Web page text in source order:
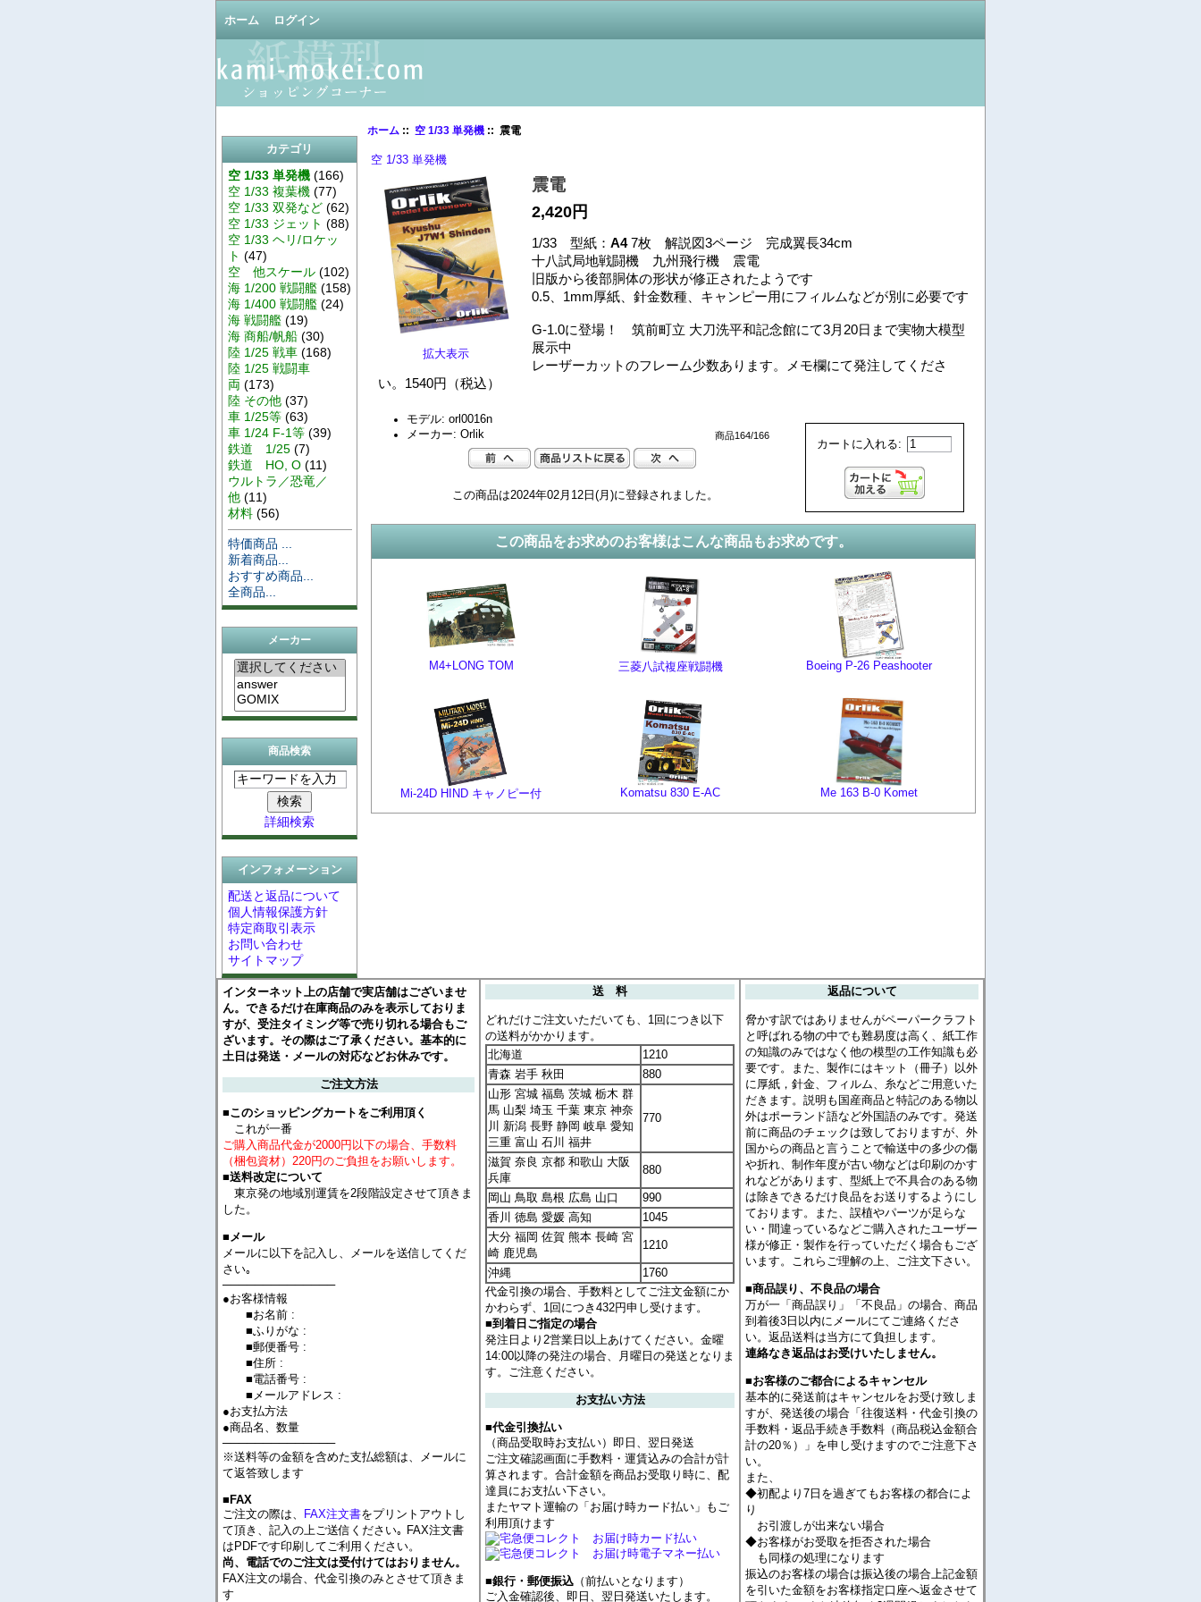
ホーム ログイン
カテゴリ
空 1/33 単発機(166)
空 1/33 複葉機(77)
空 1/33 双発など(62)
空 1/33 ジェット (88)
空 1/33 ヘリ/ロケッ
ト (47)
空 他スケール(102)
海 1/200 戦闘艦(158)
海 1/400 戦闘艦(24)
海 戦闘艦(19)
海 商船/帆船(30)
陸 1/25 戦車(168)
陸 1/25 戦闘車
両 (173)
陸 その他(37)
車 1/25等(63)
車 1/24 F-1等(39)
鉄道 1/25(7)
鉄道 HO, O(11)
ウルトラ／恐竜／
他(11)
材料(56)
特価商品 ...
新着商品...
おすすめ商品...
全商品...
メーカー
商品検索
詳細検索
インフォメーション
配送と返品について
個人情報保護方針
特定商取引表示
お問い合わせ
サイトマップ
ホーム:: 空 1/33 単発機:: 震電
空 1/33 単発機
拡大表示
震電
2,420円
1/33 型紙： A47枚 解説図3ページ 完成翼長34cm
十八試局地戦闘機 九州飛行機 震電
旧版から後部胴体の形状が修正されたようです
0.5、1mm厚紙、針金数種、キャンピー用にフィルムなどが別に必要です
G-1.0に登場！ 筑前町立 大刀洗平和記念館にて3月20日まで実物大模型
展示中
レーザーカットのフレーム少数あります。メモ欄にて発注してくださ
い。1540円（税込）
カートに入れる:
モデル: orl0016n
メーカー: Orlik
商品164/166
この商品は2024年02月12日(月)に登録されました。
この商品をお求めのお客様はこんな商品もお求めです。
M4+LONG TOM 三菱八試複座戦闘機 Boeing P-26 Peashooter
Mi-24D HIND キャノピー付 Komatsu 830 E-AC Me 163 B-0 Komet
インターネット上の店舗で実店舗はございませ
ん。できるだけ在庫商品のみを表示しておりま
すが、受注タイミング等で売り切れる場合もご
ざいます。その際はご了承ください。基本的に
土日は発送・メールの対応などお休みです。
ご注文方法
■このショッピングカートをご利用頂く
これが一番
ご購入商品代金が2000円以下の場合、手数料
（梱包資材）220円のご負担をお願いします。
■送料改定について
東京発の地域別運賃を2段階設定させて頂きま
した。
■メール
メールに以下を記入し、メールを送信してくだ
さい｡
──────────────
●お客様情報
■お名前 :
■ふりがな :
■郵便番号 :
■住所 :
■電話番号 :
■メールアドレス :
●お支払方法
●商品名、数量
──────────────
※送料等の金額を含めた支払総額は、メールに
て返答致します
■FAX
ご注文の際は、 FAX注文書をプリントアウトし
て頂き、記入の上ご送信ください｡ FAX注文書
はPDFです印刷してご利用ください。
尚、電話でのご注文は受付けてはおりません。
FAX注文の場合、代金引換のみとさせて頂きま
す
送 料
どれだけご注文いただいても、1回につき以下
の送料がかかります。
北海道
1210
青森 岩手 秋田
880
山形 宮城 福島 茨城 栃木 群
馬 山梨 埼玉 千葉 東京 神奈
川 新潟 長野 静岡 岐阜 愛知
三重 富山 石川 福井
770
滋賀 奈良 京都 和歌山 大阪
兵庫
880
岡山 鳥取 島根 広島 山口
990
香川 徳島 愛媛 高知
1045
大分 福岡 佐賀 熊本 長崎 宮
崎 鹿児島
1210
沖縄
1760
代金引換の場合、手数料としてご注文金額にか
かわらず、1回につき432円申し受けます。
■到着日ご指定の場合
発注日より2営業日以上あけてください。金曜
14:00以降の発注の場合、月曜日の発送となりま
す。ご注意ください。
お支払い方法
■代金引換払い
（商品受取時お支払い）即日、翌日発送
ご注文確認画面に手数料・運賃込みの合計が計
算されます。合計金額を商品お受取り時に、配
達員にお支払い下さい。
またヤマト運輸の「お届け時カード払い」もご
利用頂けます
■銀行・郵便振込 （前払いとなります）
ご入金確認後、即日、翌日発送いたします。
返品について
脅かす訳ではありませんがペーパークラフト
と呼ばれる物の中でも難易度は高く、紙工作
の知識のみではなく他の模型の工作知識も必
要です。また、製作にはキット（冊子）以外
に厚紙，針金、フィルム、糸などご用意いた
だきます。説明も国産商品と特記のある物以
外はポーランド語など外国語のみです。発送
前に商品のチェックは致しておりますが、外
国からの商品と言うことで輸送中の多少の傷
や折れ、制作年度が古い物などは印刷のかす
れなどがあります、型紙上で不具合のある物
は除きできるだけ良品をお送りするようにし
ております。また、誤植やパーツが足らな
い・間違っているなどご購入されたユーザー
様が修正・製作を行っていただく場合もござ
います。これらご理解の上、ご注文下さい。
■商品誤り、不良品の場合
万が一「商品誤り」「不良品」の場合、商品
到着後3日以内にメールにてご連絡くださ
い。返品送料は当方にて負担します。
連絡なき返品はお受けいたしません。
■お客様のご都合によるキャンセル
基本的に発送前はキャンセルをお受け致しま
すが、発送後の場合「往復送料・代金引換の
手数料・返品手続き手数料（商品税込金額合
計の20％）」を申し受けますのでご注意下さ
い。
また、
◆初配より7日を過ぎてもお客様の都合によ
り
お引渡しが出来ない場合
◆お客様がお受取を拒否された場合
も同様の処理になります
振込のお客様の場合は振込後の場合上記金額
を引いた金額をお客様指定口座へ返金させて